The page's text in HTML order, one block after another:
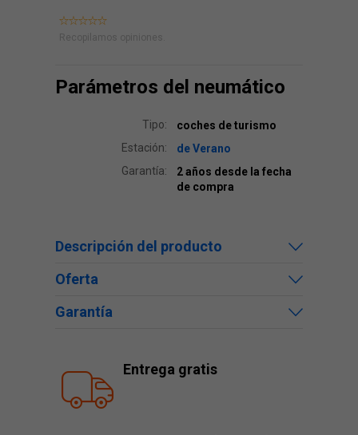
Recopilamos opiniones.
Parámetros del neumático
Tipo:
coches de turismo
Estación:
de Verano
Garantía:
2 años desde la fecha
de compra
Descripción del producto
Oferta
Garantía
Entrega gratis